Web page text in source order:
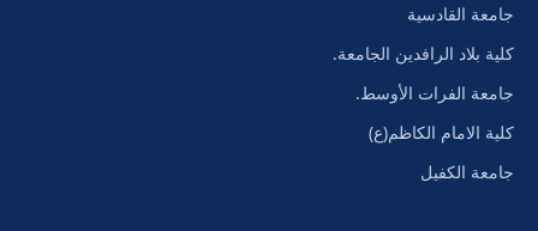
جامعة القادسية
كلية بلاد الرافدين الجامعة.
جامعة الفرات الأوسط.
كلية الامام الكاظم(ع)
جامعة الكفيل